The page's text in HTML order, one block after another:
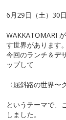
6月29日（土）30
WAKKATOMARI
す世界があります。
今回のランチ＆デ
ップして
〈屈斜路の世界〜
というテーマで、
しました。